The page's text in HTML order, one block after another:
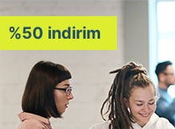
%50 indirim